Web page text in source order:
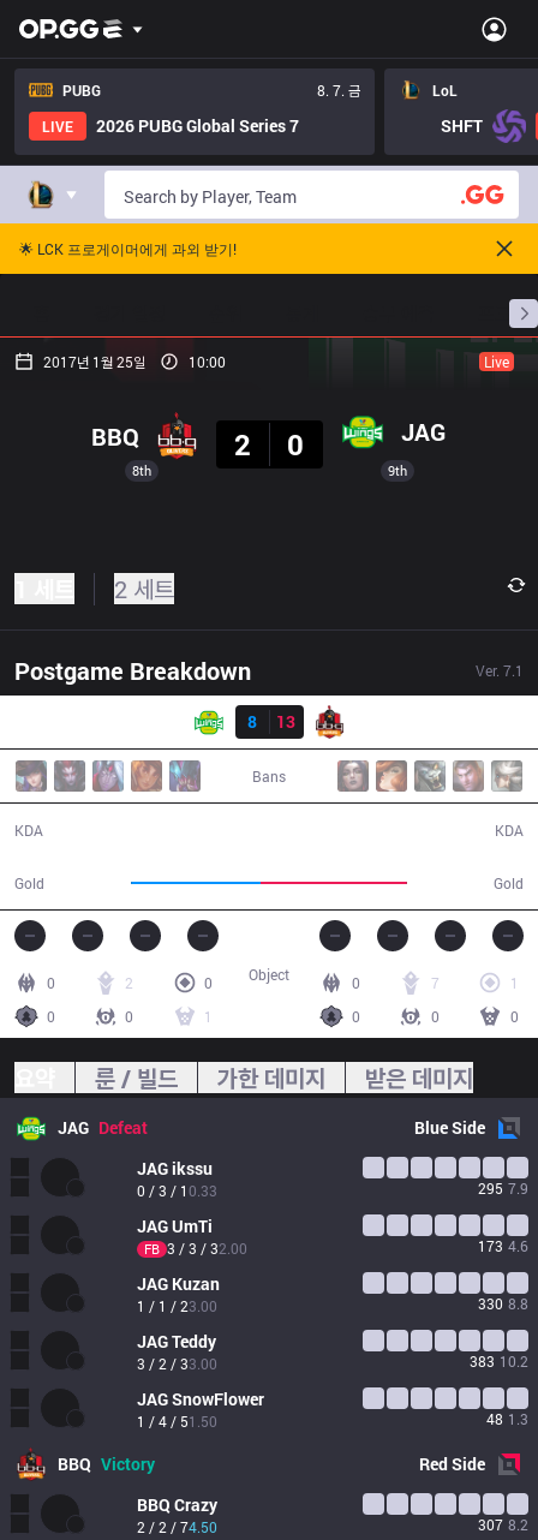
PUBG
8. 7. 금
LIVE
2026 PUBG Global Series 7
LoL
SHFT
🌟 LCK 프로게이머에게 과외 받기!
프로빌
2017년 1월 25일 10:00 Live
8th
BBQ
2
0 JAG
9th
2 세트
Postgame Breakdown Ver. 7.1
8
13
Bans
KDA
Gold Gold
KDA
0 2
0
0
0 1
0 7
1
0
0 0
Object
룬 / 빌드 가한 데미지 받은 데미지
JAG Defeat BlueSide
JAGikssu
0 / 3 / 10.33 295 7.9
JAGUmTi
FB 3 / 3 / 32.00 173 4.6
JAG Kuzan
1 / 1 / 23.00 330 8.8
JAGTeddy
3 / 2 / 33.00 383 10.2
JAGSnowFlower
1 / 4 / 51.50 48 1.3
BBQ Victory RedSide
BBQ Crazy
2 / 2 / 74.50 307 8.2